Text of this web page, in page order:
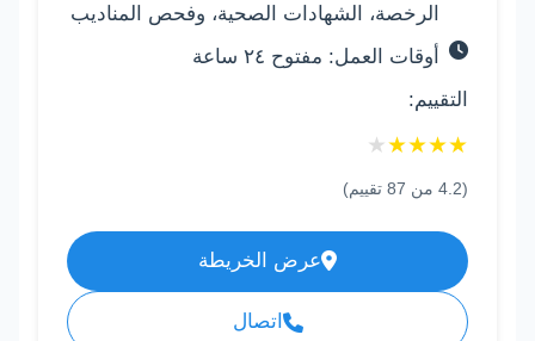
الرخصة، الشهادات الصحية، وفحص المناديب
أوقات العمل: مفتوح ٢٤ ساعة
التقييم:
★
★
★
★
★
(
4.2 من 87 تقييم)
عرض الخريطة
اتصال